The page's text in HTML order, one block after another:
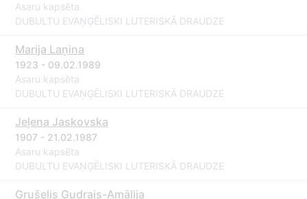
Asaru kapsēta
DUBULTU EVAŅĢĒLISKI LUTERISKĀ DRAUDZE
Marija Laņina
1923 - 09.02.1989
Asaru kapsēta
DUBULTU EVAŅĢĒLISKI LUTERISKĀ DRAUDZE
Jeļena Jaskovska
1907 - 21.02.1987
Asaru kapsēta
DUBULTU EVAŅĢĒLISKI LUTERISKĀ DRAUDZE
Grušelis Gudrais-Amālija